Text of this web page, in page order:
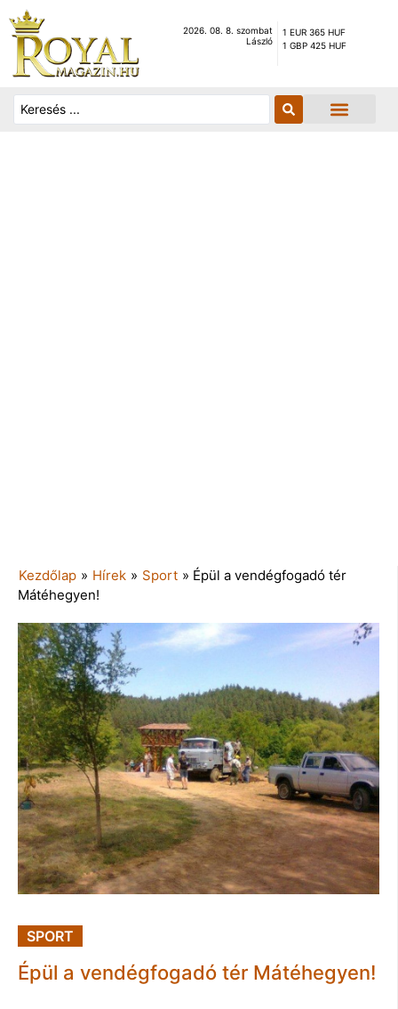
2026. 08. 8. szombat
László
1 EUR 365 HUF
1 GBP 425 HUF
Kezdőlap » Hírek » Sport » Épül a vendégfogadó tér
Mátéhegyen!
SPORT
Épül a vendégfogadó tér Mátéhegyen!